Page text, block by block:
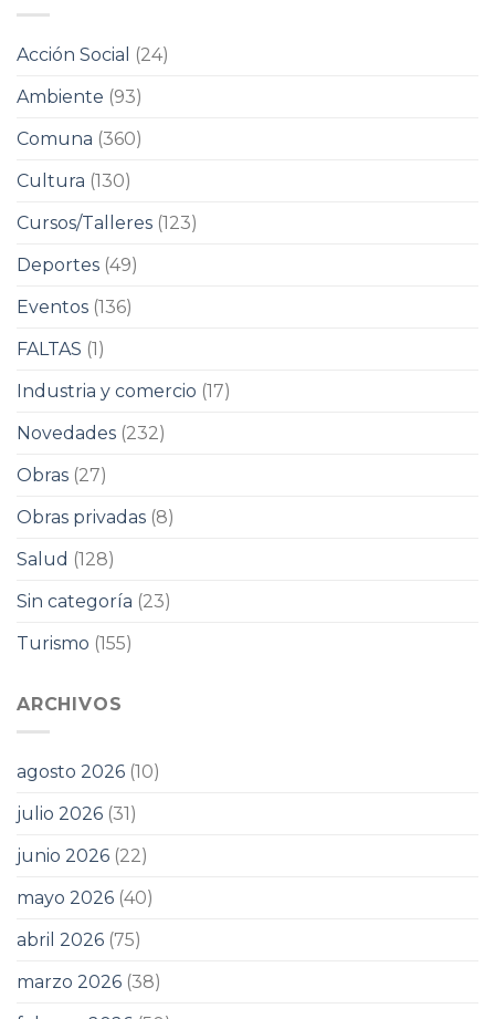
Acción Social
(24)
Ambiente (93)
Comuna (360)
Cultura (130)
Cursos/Talleres (123)
Deportes (49)
Eventos (136)
FALTAS (1)
Industria y comercio (17)
Novedades (232)
Obras (27)
Obras privadas (8)
Salud (128)
Sin categoría (23)
Turismo (155)
ARCHIVOS
agosto 2026 (10)
julio 2026 (31)
junio 2026 (22)
mayo 2026 (40)
abril 2026 (75)
marzo 2026 (38)